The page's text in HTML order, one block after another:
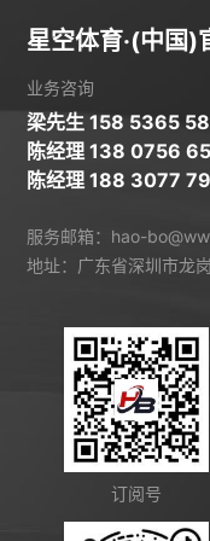
星空体育·(中国)
业务咨询
梁先生 158 5365
陈经理 138 0756
陈经理 188 3077
服务邮箱：hao-
地址：广东省深圳市龙
订阅号